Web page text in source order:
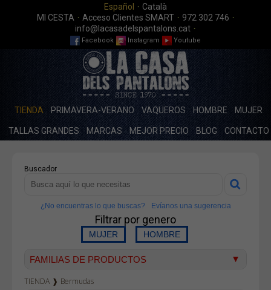
Español · Català
MI CESTA · Acceso Clientes SMART· 972 302 746 ·
info@lacasadelspantalons.cat ·
Facebook Instagram Youtube
TIENDA PRIMAVERA-VERANO VAQUEROS HOMBRE MUJER
TALLAS GRANDES MARCAS MEJOR PRECIO BLOG CONTACTO
Buscador
¿No encuentras lo que buscas? Evíanos una sugerencia
Filtrar por genero
FAMILIAS DE PRODUCTOS
Vaqueros hombre
TIENDA ❱ Bermudas